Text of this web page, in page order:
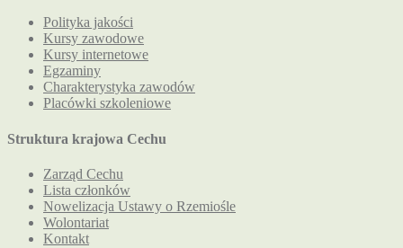
Polityka jakości
Kursy zawodowe
Kursy internetowe
Egzaminy
Charakterystyka zawodów
Placówki szkoleniowe
Struktura krajowa Cechu
Zarząd Cechu
Lista członków
Nowelizacja Ustawy o Rzemiośle
Wolontariat
Kontakt